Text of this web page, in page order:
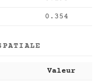
0.354
Valeur